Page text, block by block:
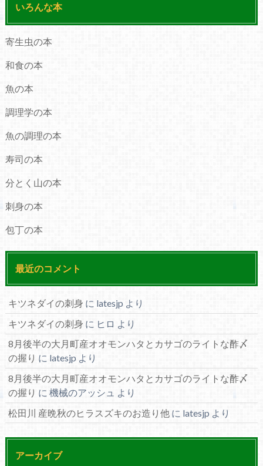
いろんな本
寄生虫の本
和食の本
魚の本
調理学の本
魚の調理の本
寿司の本
分とく山の本
刺身の本
包丁の本
最近のコメント
キツネダイの刺身 に latesjp より
キツネダイの刺身 に ヒロ より
8月後半の大月町産オオモンハタとカサゴのライトな酢〆
の握り に latesjpより
8月後半の大月町産オオモンハタとカサゴのライトな酢〆
の握り に 機械のアッシュ より
松田川 産晩秋のヒラスズキのお造り他に latesjp より
アーカイブ